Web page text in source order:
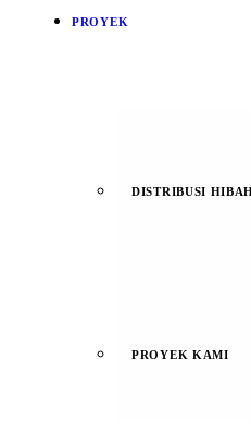
PROYEK
DISTRIBUSI
PROYEK KAMI